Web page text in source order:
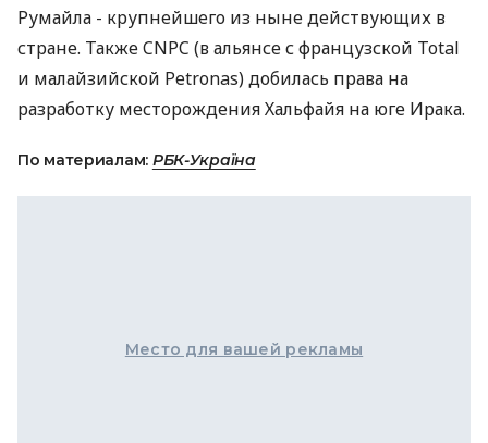
Румайла - крупнейшего из ныне действующих в
стране. Также CNPC (в альянсе с французской Total
и малайзийской Petronas) добилась права на
разработку месторождения Хальфайя на юге Ирака.
По материалам: РБК-Україна
Место для вашей рекламы